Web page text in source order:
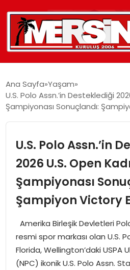
YAŞAM
EĞITIM
SPOR
EKONOMI
MAGAZIN
Ana Sayfa Yaşam
U.S. Polo Assn.’in Desteklediği
Şampiyonası Sonuçlandı:
U.S. Polo Assn.’in
2026 U.S. Open
Şampiyonası
Şampiyon Victory
Amerika Birleşik Devletleri
resmi spor markası olan U.S.
Florida, Wellington’daki USPA
(NPC) ikonik U.S. Polo Assn.